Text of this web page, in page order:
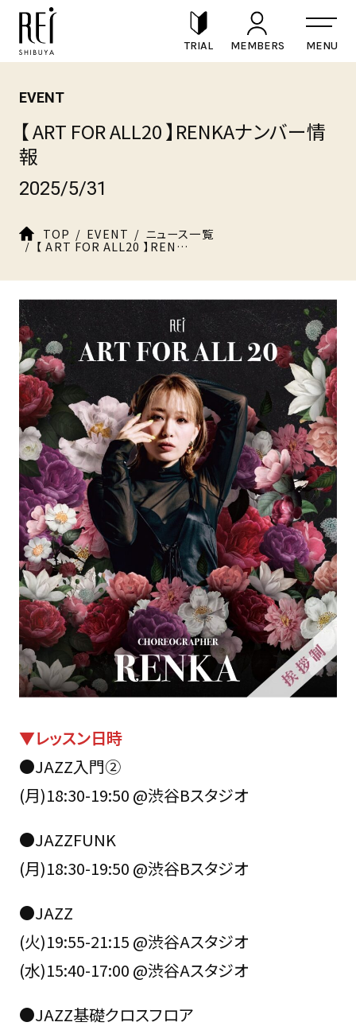
TRIAL MEMBERS
EVENT
【 ART FOR ALL20 】RENKAナンバー情
報
2025/5/31
TOP EVENT ニュース一覧
【 ART FOR ALL20 】RENKAナンバー情報
▼レッスン日時
●JAZZ入門②
(月)18:30-19:50 @渋谷Bスタジオ
●JAZZFUNK
(月)18:30-19:50 @渋谷Bスタジオ
●JAZZ
(火)19:55-21:15 @渋谷Aスタジオ
(水)15:40-17:00 @渋谷Aスタジオ
●JAZZ基礎クロスフロア